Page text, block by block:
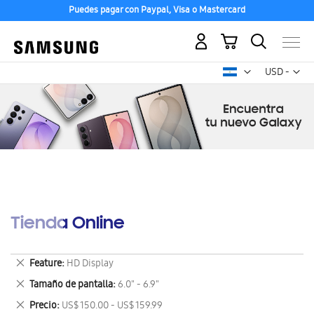
Puedes pagar con Paypal, Visa o Mastercard
USD -
dólar
Mi carrito
Tienda Online
Feature HD Display
Eliminar
este
artículo
Tamaño de pantalla 6.0" - 6.9"
Eliminar
este
Precio US$ 150.00 - US$ 159.99
Eliminar